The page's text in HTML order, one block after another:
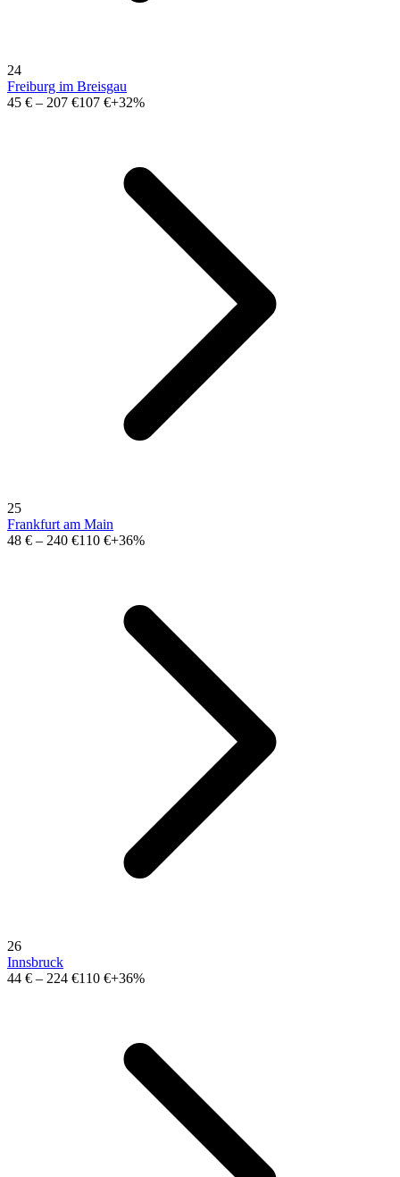
24
Freiburg im Breisgau
45 € – 207 €107 €+32%
25
Frankfurt am Main
48 € – 240 €110 €+36%
26
Innsbruck
44 € – 224 €110 €+36%